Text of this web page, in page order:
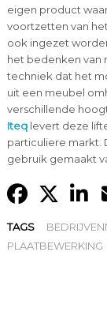
eigen product
voortzetten van
ook ingezet
het bedenken van
techniek dat het
uit een meubel
verschillende
Iteqlevert deze
particuliere markt.
gebruik gemaakt
TAGS
PLAATBEWERKING